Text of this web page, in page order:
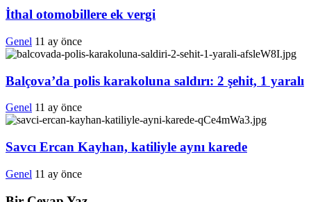
İthal otomobillere ek vergi
Genel 11 ay önce
Balçova’da polis karakoluna saldırı: 2 şehit, 1 yaralı
Genel 11 ay önce
Savcı Ercan Kayhan, katiliyle aynı karede
Genel 11 ay önce